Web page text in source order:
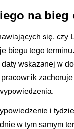
na
się, czy
biegu tego
wskazanej w
i
w tym samym